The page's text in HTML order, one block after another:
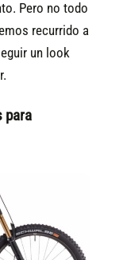
Pero no todo
recurrido a
un look
para